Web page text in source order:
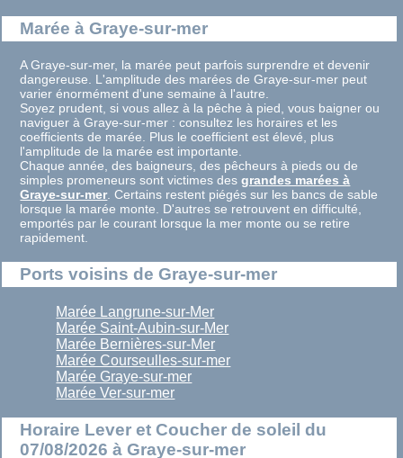
Marée à Graye-sur-mer
A Graye-sur-mer, la marée peut parfois surprendre et devenir
dangereuse. L'amplitude des marées de Graye-sur-mer peut
varier énormément d'une semaine à l'autre.
Soyez prudent, si vous allez à la pêche à pied, vous baigner ou
naviguer à Graye-sur-mer : consultez les horaires et les
coefficients de marée. Plus le coefficient est élevé, plus
l'amplitude de la marée est importante.
Chaque année, des baigneurs, des pêcheurs à pieds ou de
simples promeneurs sont victimes desgrandes marées à
Graye-sur-mer. Certains restent piégés sur les bancs de sable
lorsque la marée monte. D'autres se retrouvent en difficulté,
emportés par le courant lorsque la mer monte ou se retire
rapidement.
Ports voisins de Graye-sur-mer
Marée Langrune-sur-Mer
Marée Saint-Aubin-sur-Mer
Marée Bernières-sur-Mer
Marée Courseulles-sur-mer
Marée Graye-sur-mer
Marée Ver-sur-mer
Horaire Lever et Coucher de soleil du
07/08/2026 à Graye-sur-mer